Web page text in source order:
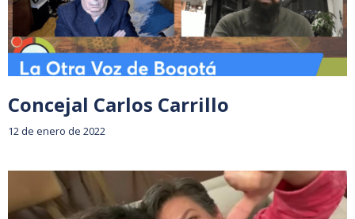
Concejal Carlos Carrillo
12 de enero de 2022